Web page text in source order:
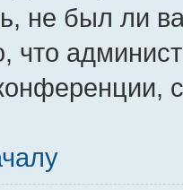
не был ли
что